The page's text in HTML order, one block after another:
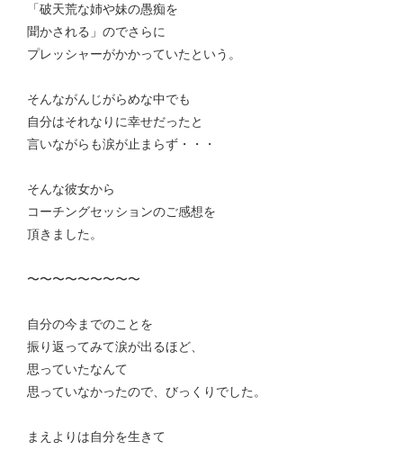
「破天荒な姉や妹の愚痴を
聞かされる」のでさらに
プレッシャーがかかっていたという。
そんながんじがらめな中でも
自分はそれなりに幸せだったと
言いながらも涙が止まらず・・・
そんな彼女から
コーチングセッションのご感想を
頂きました。
〜〜〜〜〜〜〜〜〜
自分の今までのことを
振り返ってみて涙が出るほど、
思っていたなんて
思っていなかったので、びっくりでした。
まえよりは自分を生きて